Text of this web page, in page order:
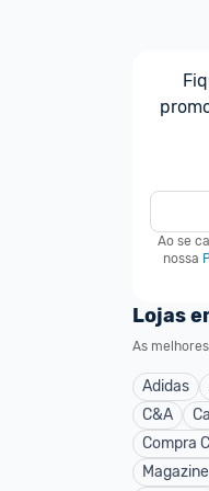
Ao se
nossa
Lojas
As
Adidas
C&A
Compra